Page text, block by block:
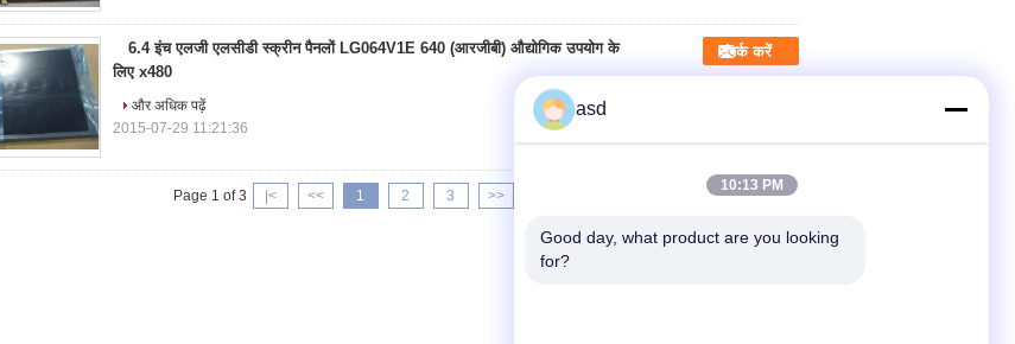
6.4 इंच एलजी एलसीडी स्क्रीन पैनलों LG064V1E 640 (आरजीबी) औद्योगिक उपयोग के
लिए x480
संपर्क करें
और अधिक पढ़ें
2015-07-29 11:21:36
Page 1 of 3 |< << 1 2 3 >>
asd
10:13 PM
Good day, what product are you looking
for?